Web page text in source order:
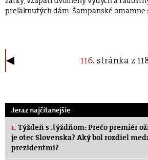
preľaknutých dám. Šampanské omamne
116. stránka z
.teraz najčítanejšie
1. Týždeň s .týždňom: Prečo premiér
je otec Slovenska? Aký bol rozdiel
prezidentmi?